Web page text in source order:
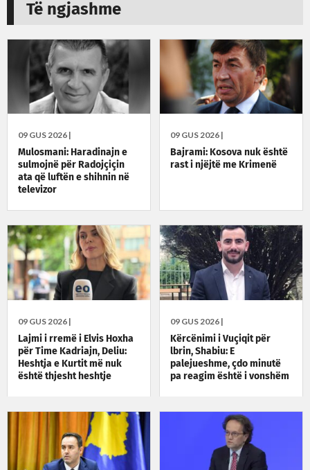
Të ngjashme
09 GUS 2026 |
Mulosmani: Haradinajn e
sulmojnë për Radojçiçin
ata që luftën e shihnin në
televizor
09 GUS 2026 |
Bajrami: Kosova nuk është
rast i njëjtë me Krimenë
09 GUS 2026 |
Lajmi i rremë i Elvis Hoxha
për Time Kadriajn, Deliu:
Heshtja e Kurtit më nuk
është thjesht heshtje
09 GUS 2026 |
Kërcënimi i Vuçiqit për
lbrin, Shabiu: E
palejueshme, çdo minutë
pa reagim është i vonshëm